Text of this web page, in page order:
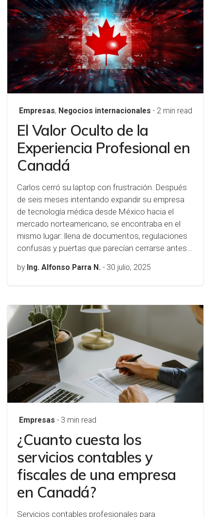
Empresas, Negocios internacionales - 2 min read
El Valor Oculto de la
Experiencia Profesional en
Canadá
Carlos cerró su laptop con frustración. Después
de seis meses intentando expandir su empresa
de tecnología médica desde México hacia el
mercado norteamericano, se encontraba en el
mismo lugar: llena de documentos, regulaciones
confusas y puertas que parecían cerrarse antes…
by Ing. Alfonso Parra N. - 30 julio, 2025
Empresas - 3 min read
¿Cuanto cuesta los
servicios contables y
fiscales de una empresa
en Canadá?
Servicios contables profesionales para